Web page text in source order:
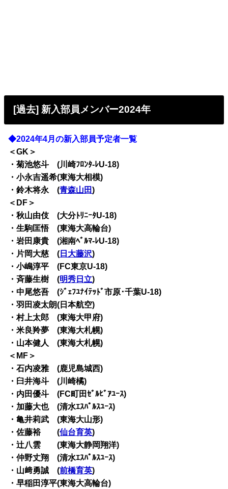
[過去] 新入部員メンバー2024年
◆2024年4月の新入部員予定者一覧
＜GK＞
・菊池悠斗 (川崎ﾌﾛﾝﾀ-ﾚU-18)
・小永吉遥希(東海大相模)
・鈴木将永 (青森山田)
＜DF＞
・秋山由伎 (大分ﾄﾘﾆｰﾀU-18)
・生駒匡悟 (東海大高輪台)
・岩田康貴 (湘南ﾍﾞﾙﾏ-ﾚU-18)
・片岡大慈 ( 日大藤沢)
・小嶋淳平 (FC東京U-18)
・斉藤生樹 (明秀日立)
・中尾悠吾 (ｼﾞｪﾌﾕﾅｲﾃｯﾄﾞ市原･千葉U-18)
・羽田凌太朗(日本航空)
・村上太郎 (東海大甲府)
・米良羚夢 (東海大札幌)
・山本健人 (東海大札幌)
＜MF＞
・石内凌雅 (鹿児島城西)
・臼井海斗 (川崎橘)
・内田優斗 (FC町田ｾﾞﾙﾋﾞｱﾕｰｽ)
・加藤大也 (清水ｴｽﾊﾟﾙｽﾕｰｽ)
・亀井莉武 (東海大山形)
・佐藤裕 (仙台育英)
・辻八雲 (東海大静岡翔洋)
・仲野丈翔 (清水ｴｽﾊﾟﾙｽﾕｰｽ)
・山﨑勇誠 (前橋育英)
・早稲田淳平(東海大高輪台)